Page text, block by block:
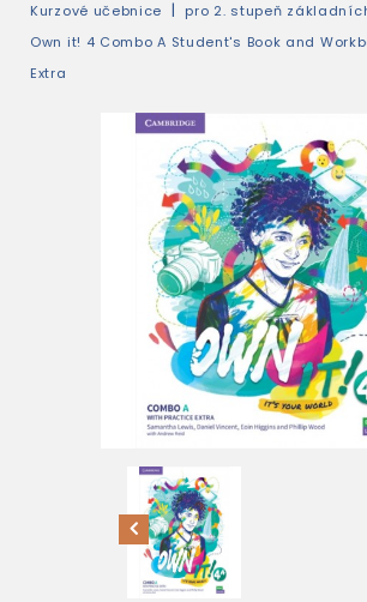
Kurzové učebnice pro 2. stupeň
Own it! 4 Combo A Student's Book and
Extra